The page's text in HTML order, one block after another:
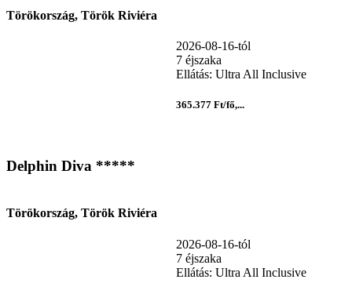
Törökország, Török Riviéra
2026-08-16-tól
7 éjszaka
Ellátás: Ultra All Inclusive
365.377 Ft/fő,...
Delphin Diva *****
Törökország, Török Riviéra
2026-08-16-tól
7 éjszaka
Ellátás: Ultra All Inclusive